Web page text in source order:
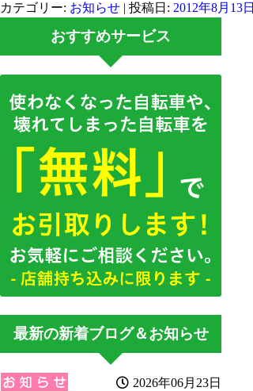
カテゴリー: お知らせ | 投稿日: 2012年8月13日
おすすめサービス
最新の新着ブログ＆お知らせ
2026年06月23日